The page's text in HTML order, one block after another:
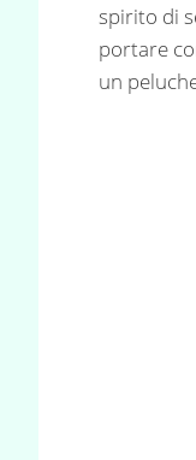
spirito di
portare
un